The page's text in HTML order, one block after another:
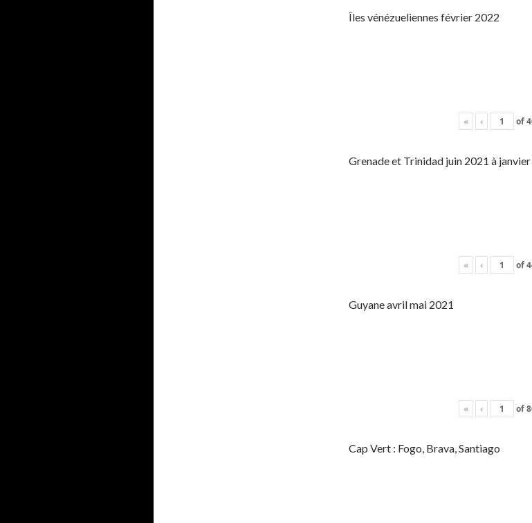
Îles vénézueliennes février 2022
« ‹ of
Grenade et Trinidad juin 2021 à
« ‹ of
Guyane avril mai 2021
« ‹ of
Cap Vert : Fogo, Brava, Santiago